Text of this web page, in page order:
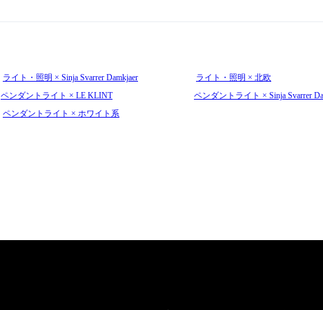
ライト・照明 × Sinja Svarrer Damkjaer
ライト・照明 × 北欧
ペンダントライト × LE KLINT
ペンダントライト × Sinja Svarrer
ペンダントライト × ホワイト系